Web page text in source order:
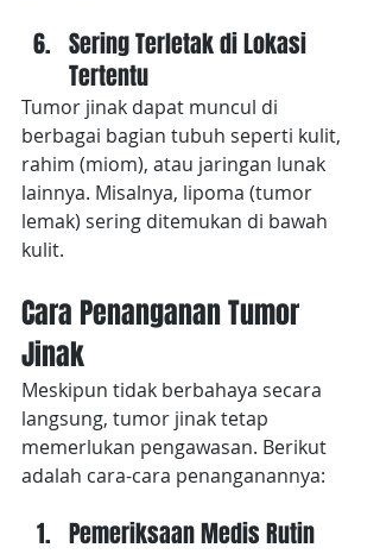
Sering Terletak di Lokasi
Tertentu
Tumor jinak dapat muncul di
berbagai bagian tubuh seperti kulit,
rahim (miom), atau jaringan lunak
lainnya. Misalnya, lipoma (tumor
lemak) sering ditemukan di bawah
kulit.
Cara Penanganan Tumor
Jinak
Meskipun tidak berbahaya secara
langsung, tumor jinak tetap
memerlukan pengawasan. Berikut
adalah cara-cara penanganannya:
Pemeriksaan Medis Rutin